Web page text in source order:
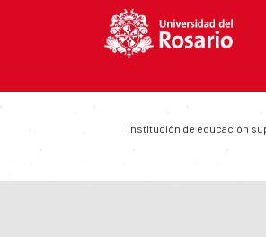
Institución de educación